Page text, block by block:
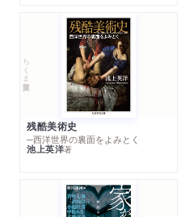
ちくま学芸文庫
残酷美術史
─西洋世界の裏面をよみとく
池上英洋著